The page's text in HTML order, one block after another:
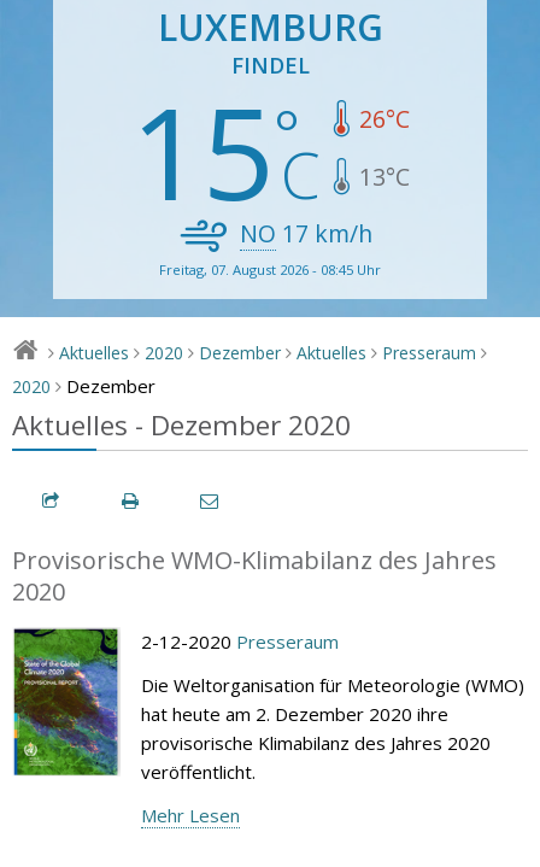
LUXEMBURG
FINDEL
15 26°C
13°C
NO 17 km/h
Freitag, 07. August 2026 - 08:45 Uhr
> Aktuelles > 2020 > Dezember > Aktuelles > Presseraum >
2020 > Dezember
Aktuelles - Dezember 2020
Provisorische WMO-Klimabilanz des Jahres
2020
2-12-2020 Presseraum
Die Weltorganisation für Meteorologie (WMO)
hat heute am 2. Dezember 2020 ihre
provisorische Klimabilanz des Jahres 2020
veröffentlicht.
Mehr Lesen